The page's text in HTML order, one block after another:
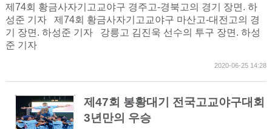
제74회 황금사자기고교야구 경주고-경북고의 경기 장면. 하
성준 기자 제74회 황금사자기고교야구 마산고-대전고의 경
기 장면. 하성준 기자 강릉고 김진욱 선수의 투구 장면. 하성
준 기자
2020-06-25 14:28
제47회 봉황대기 전국고교야구대회
3년만의 우승